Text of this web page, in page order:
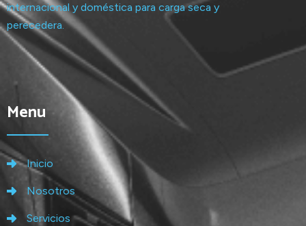
internacional y doméstica para carga seca y
perecedera.
Menu
Inicio
Nosotros
Servicios